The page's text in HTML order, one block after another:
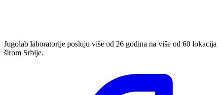
Jugolab laboratorije posluju više od 26 godina na više od 60 lokacija
širom Srbije.